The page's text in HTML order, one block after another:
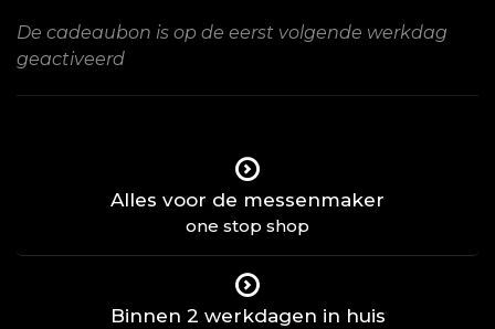
De cadeaubon is op de eerst volgende werkdag
geactiveerd
Alles voor de messenmaker
one stop shop
Binnen 2 werkdagen in huis